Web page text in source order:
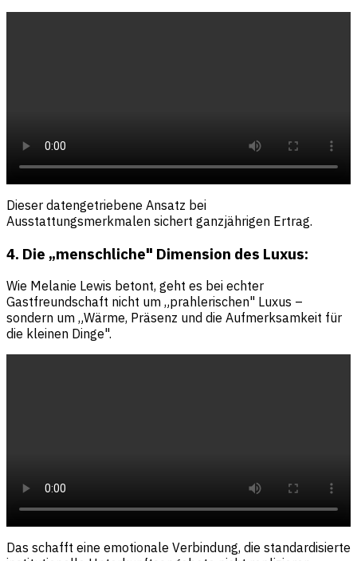
Dieser datengetriebene Ansatz bei
Ausstattungsmerkmalen sichert ganzjährigen Ertrag.
4. Die „menschliche" Dimension des Luxus:
Wie Melanie Lewis betont, geht es bei echter
Gastfreundschaft nicht um „prahlerischen" Luxus –
sondern um „Wärme, Präsenz und die Aufmerksamkeit für
die kleinen Dinge".
Das schafft eine emotionale Verbindung, die standardisierte